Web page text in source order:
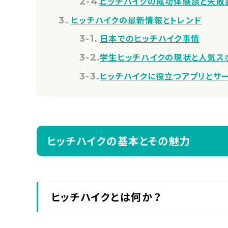
ヒッチハイクの最新情報とトレンド
日本でのヒッチハイク事情
学生ヒッチハイクの現状と人気ス
ヒッチハイクに役立つアプリとサ
ヒッチハイクの基本とその魅力
ヒッチハイクとは何か？